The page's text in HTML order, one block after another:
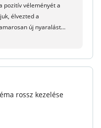
m
12 euró / 75 euró
:
fő/éjszaka. Ingyenes
pozitív véleményét a
élvezted a
új nyaralást
rossz kezelése